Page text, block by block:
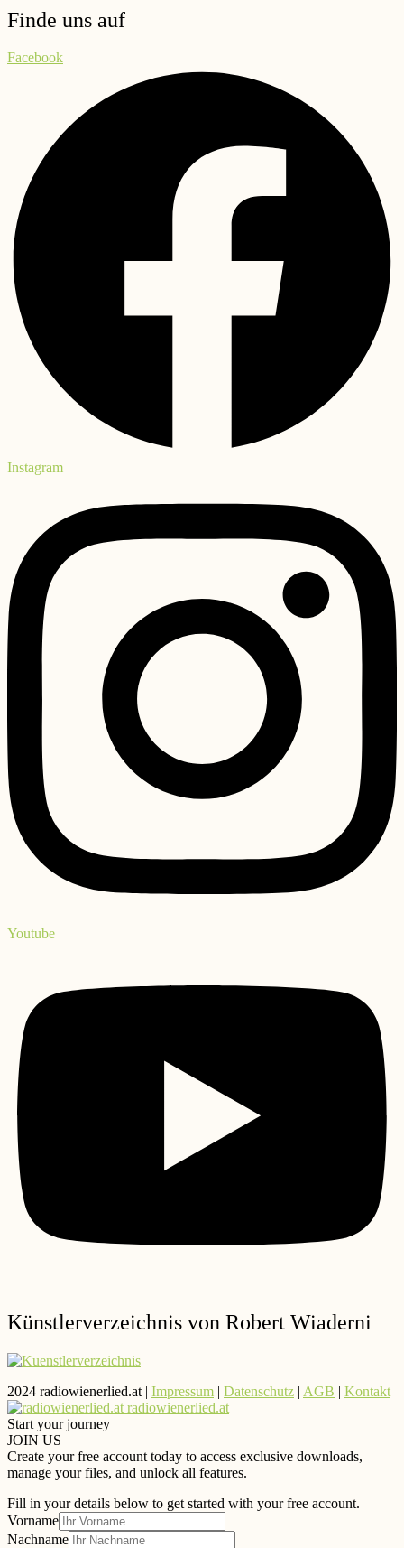
Finde uns auf
Facebook
Instagram
Youtube
Künstlerverzeichnis von Robert Wiaderni
2024 radiowienerlied.at | Impressum | Datenschutz | AGB | Kontakt
radiowienerlied.at
Start your journey
JOIN US
Create your free account today to access exclusive downloads,
manage your files, and unlock all features.
Fill in your details below to get started with your free account.
Vorname
Nachname